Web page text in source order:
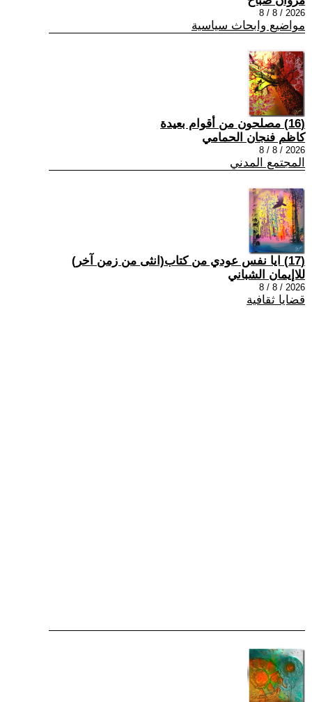
2026 / 8 / 8
مواضيع وابحاث سياسية
(16) مصلحون من أقوام بعيدة
كاظم فنجان الحمامي
2026 / 8 / 8
المجتمع المدني
(17) ايا نفس عودي من كتاب(انثى من زمن آخر)
للاإيمان الشباني
2026 / 8 / 8
قضايا ثقافية